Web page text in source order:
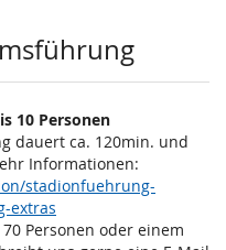
10 Personen
dauert ca. 120min. und
Informationen:
stadionfuehrung-
extras
Personen oder einem